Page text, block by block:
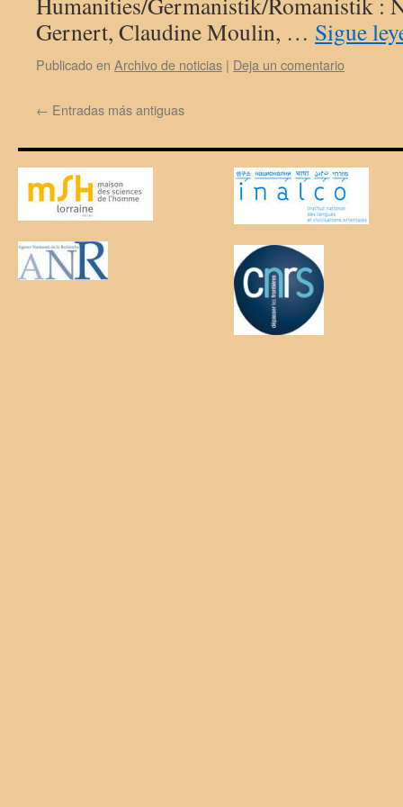
Gernert, Claudine Moulin, … Sigue
Publicado en Archivo de noticias | Deja un comentario
← Entradas más antiguas